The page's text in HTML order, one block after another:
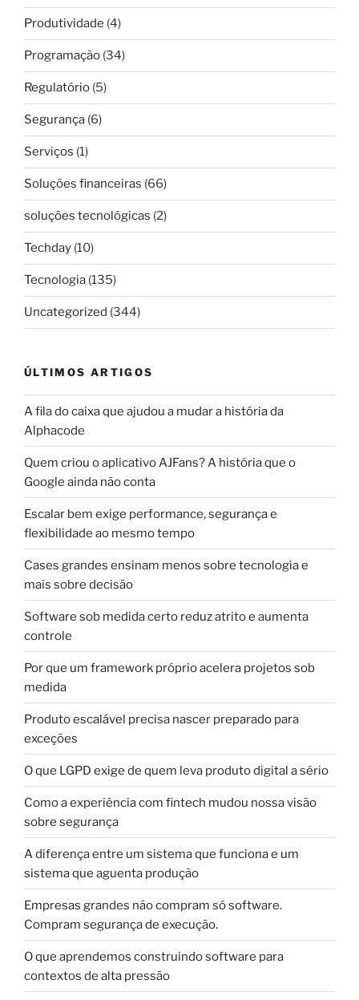
Produtividade (4)
Programação (34)
Regulatório (5)
Segurança (6)
Serviços (1)
Soluções financeiras (66)
soluções tecnológicas (2)
Techday (10)
Tecnologia (135)
Uncategorized (344)
ÚLTIMOS ARTIGOS
A fila do caixa que ajudou a mudar a história da
Alphacode
Quem criou o aplicativo AJFans? A história que o
Google ainda não conta
Escalar bem exige performance, segurança e
flexibilidade ao mesmo tempo
Cases grandes ensinam menos sobre tecnologia e
mais sobre decisão
Software sob medida certo reduz atrito e aumenta
controle
Por que um framework próprio acelera projetos sob
medida
Produto escalável precisa nascer preparado para
exceções
O que LGPD exige de quem leva produto digital a sério
Como a experiência com fintech mudou nossa visão
sobre segurança
A diferença entre um sistema que funciona e um
sistema que aguenta produção
Empresas grandes não compram só software.
Compram segurança de execução.
O que aprendemos construindo software para
contextos de alta pressão